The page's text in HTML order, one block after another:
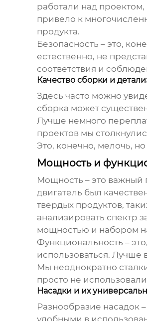
работали над
привело к
продукта.
Безопасность – это,
естественно, не
соответствия и
Качество сборки и
Здесь часто можно
сборка может
Лучше немного
проектов мы
Это, конечно, мелочь,
Мощность и
Мощность – это важный
двигатель был
твердых продуктов,
анализировать спектр
мощностью и набором
Функциональность –
использоваться.
Мы неоднократно
просто не
Насадки и их
Разнообразие насадок